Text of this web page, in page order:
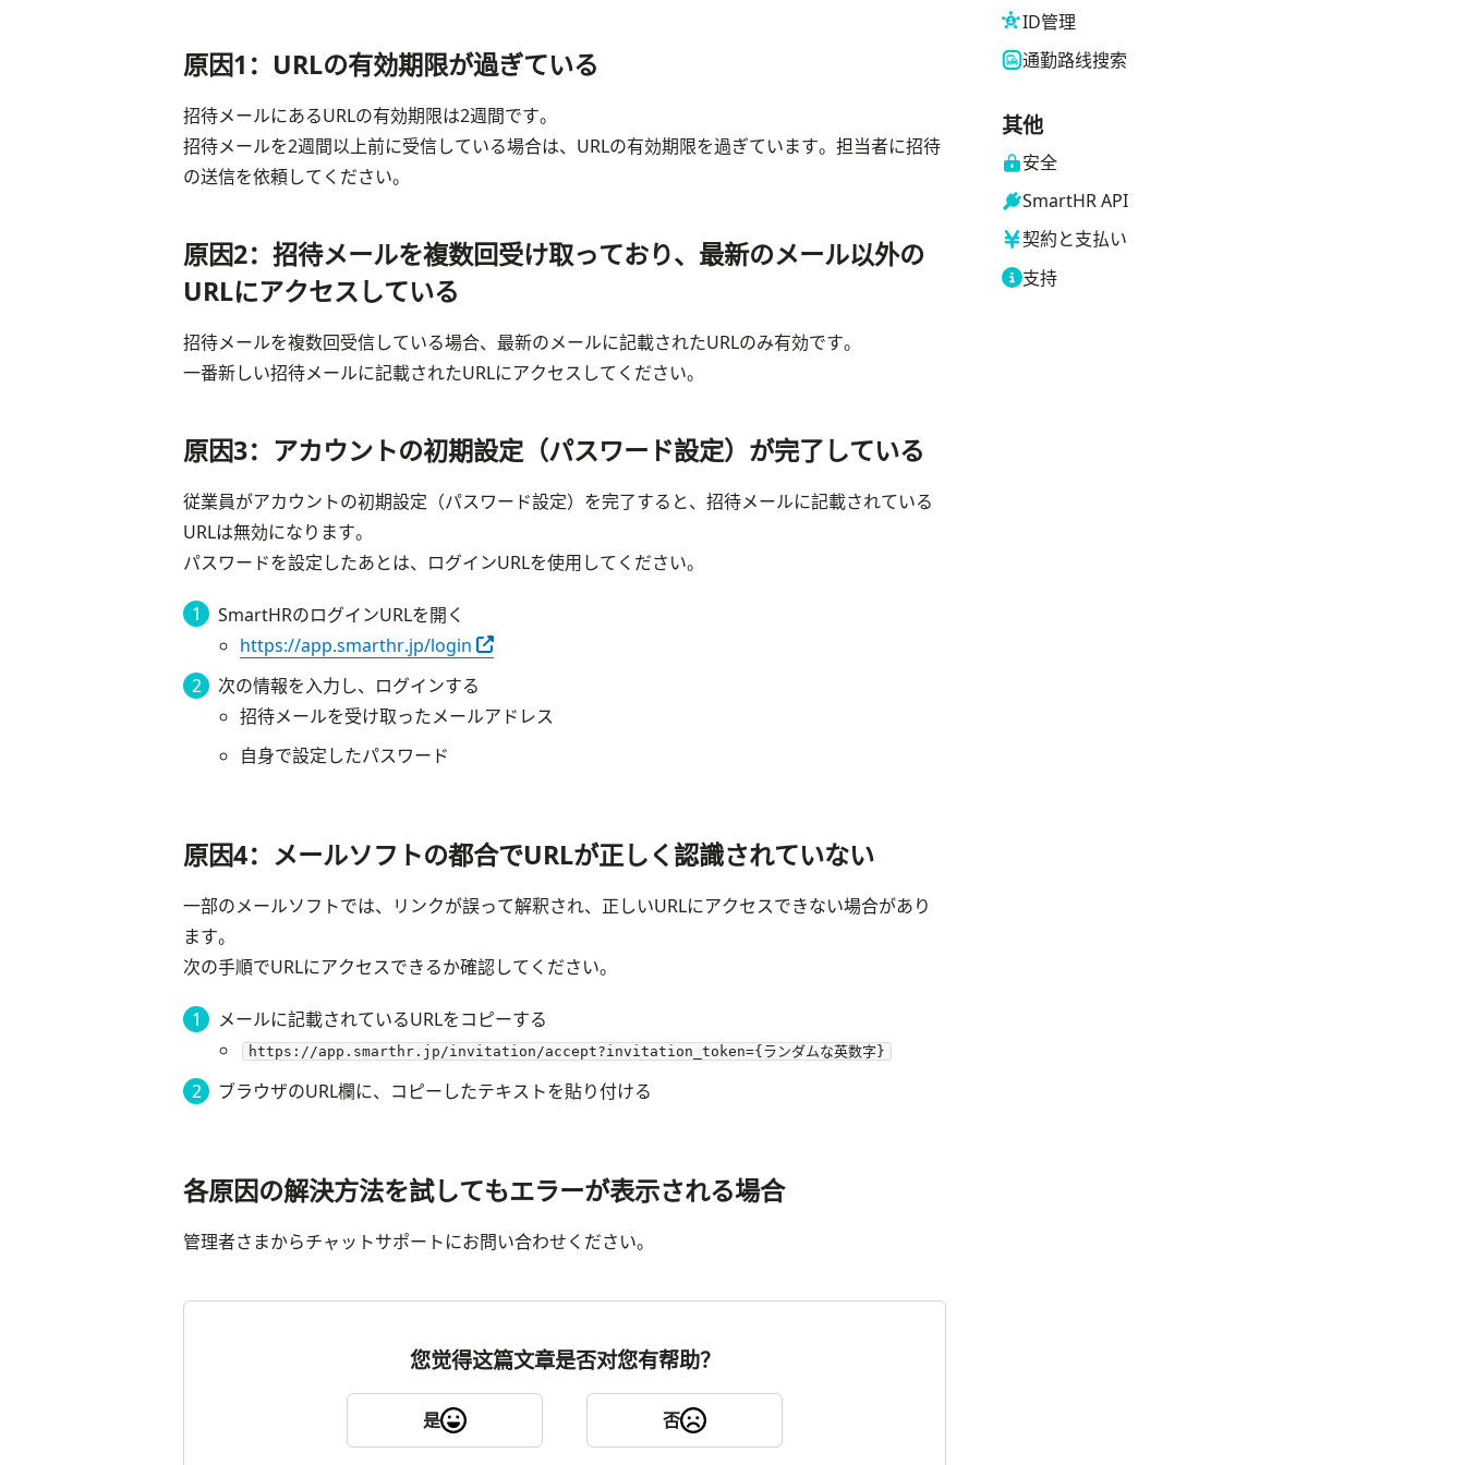
原因1：URLの有効期限が過ぎている
招待メールにあるURLの有効期限は2週間です。
招待メールを2週間以上前に受信している場合は、URLの有効期限を過ぎています。担当者に招待
の送信を依頼してください。
原因2：招待メールを複数回受け取っており、最新のメール以外の
URLにアクセスしている
招待メールを複数回受信している場合、最新のメールに記載されたURLのみ有効です。
一番新しい招待メールに記載されたURLにアクセスしてください。
原因3：アカウントの初期設定（パスワード設定）が完了している
従業員がアカウントの初期設定（パスワード設定）を完了すると、招待メールに記載されている
URLは無効になります。
パスワードを設定したあとは、ログインURLを使用してください。
SmartHRのログインURLを開く
https://app.smarthr.jp/login
在新标签页中打开
次の情報を入力し、ログインする
招待メールを受け取ったメールアドレス
自身で設定したパスワード
原因4：メールソフトの都合でURLが正しく認識されていない
一部のメールソフトでは、リンクが誤って解釈され、正しいURLにアクセスできない場合があり
ます。
次の手順でURLにアクセスできるか確認してください。
メールに記載されているURLをコピーする
https://app.smarthr.jp/invitation/accept?invitation_token={ランダムな英数字}
ブラウザのURL欄に、コピーしたテキストを貼り付ける
各原因の解決方法を試してもエラーが表示される場合
管理者さまからチャットサポートにお問い合わせください。
您觉得这篇文章是否对您有帮助？
是 否
ID管理
通勤路线搜索
其他
安全
SmartHR API
契約と支払い
支持